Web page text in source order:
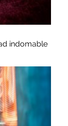
indomable